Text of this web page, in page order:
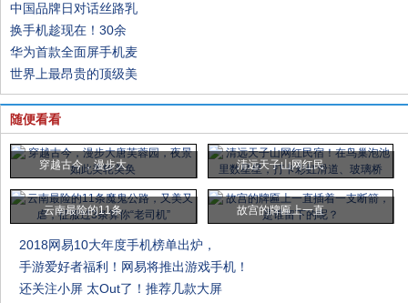
中国品牌日对话丝路乳
换手机趁现在！30余
华为首款全面屏手机麦
世界上最昂贵的顶级美
随便看看
穿越古今，漫步大 清远天子山网红民
云南最险的11条 故宫的牌匾上一直
2018网易10大年度手机榜单出炉，
手游爱好者福利！网易将推出游戏手机！
还关注小屏 太Out了！推荐几款大屏